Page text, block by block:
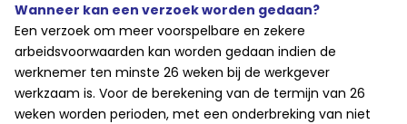
Wanneer kan een verzoek worden gedaan?
Een verzoek om meer voorspelbare en zekere
arbeidsvoorwaarden kan worden gedaan indien de
werknemer ten minste 26 weken bij de werkgever
werkzaam is. Voor de berekening van de termijn van 26
weken worden perioden, met een onderbreking van niet